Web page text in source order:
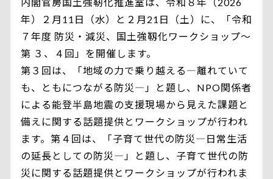
年）２月11日（水）と２月21日（土）に、「令和
７年度 防災・減災、国土強靱化ワークショップ～
第 ３、４回」を開催します。
第３回は、「地域の力で乗り越える―離れていて
も、ともにつながる防災―」と題し、NPO関係者
による能登半島地震の支援現場から見えた課題と
備えに関する話題提供とワークショップが行われ
ます。第４回は、「子育て世代の防災―日常生活
の延長としての防災―」と題し、子育て世代の防
災に関する話題提供とワークショップが行われま